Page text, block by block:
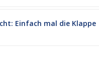
Einfach mal die Klappe